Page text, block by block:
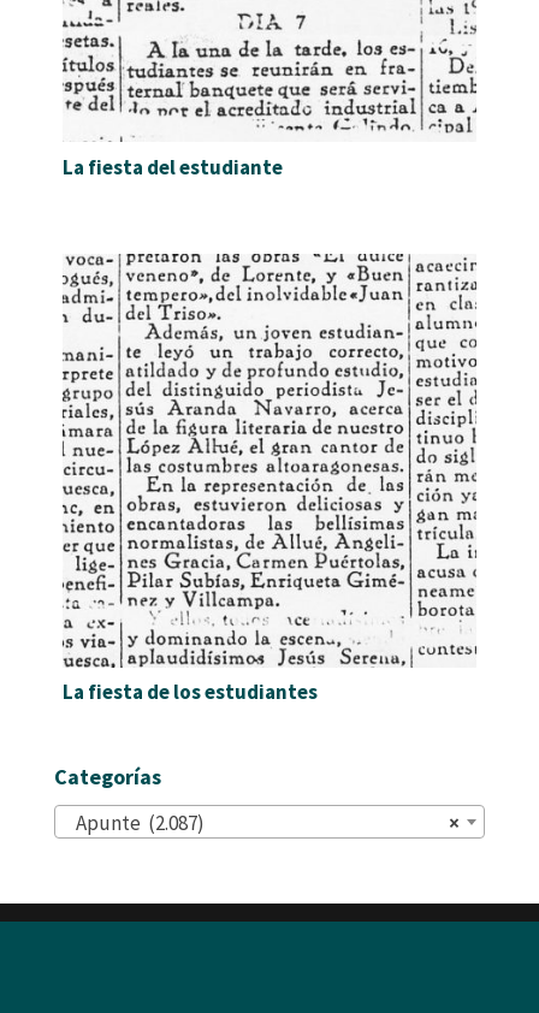
La fiesta del estudiante
La fiesta de los estudiantes
Categorías
×
Apunte (2.087)